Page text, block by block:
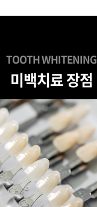
TOOTH WHITENING
미백치료 장점